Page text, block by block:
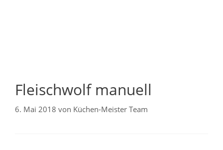
Fleischwolf manuell
6. Mai 2018 von Küchen-Meister Team